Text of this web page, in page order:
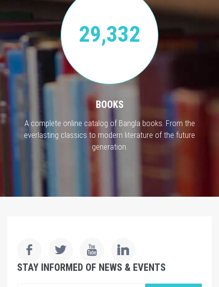
29,332
BOOKS
A complete online catalog of Bangla books. From the
everlasting classics to modern literature of the future
generation.
STAY INFORMED OF NEWS & EVENTS